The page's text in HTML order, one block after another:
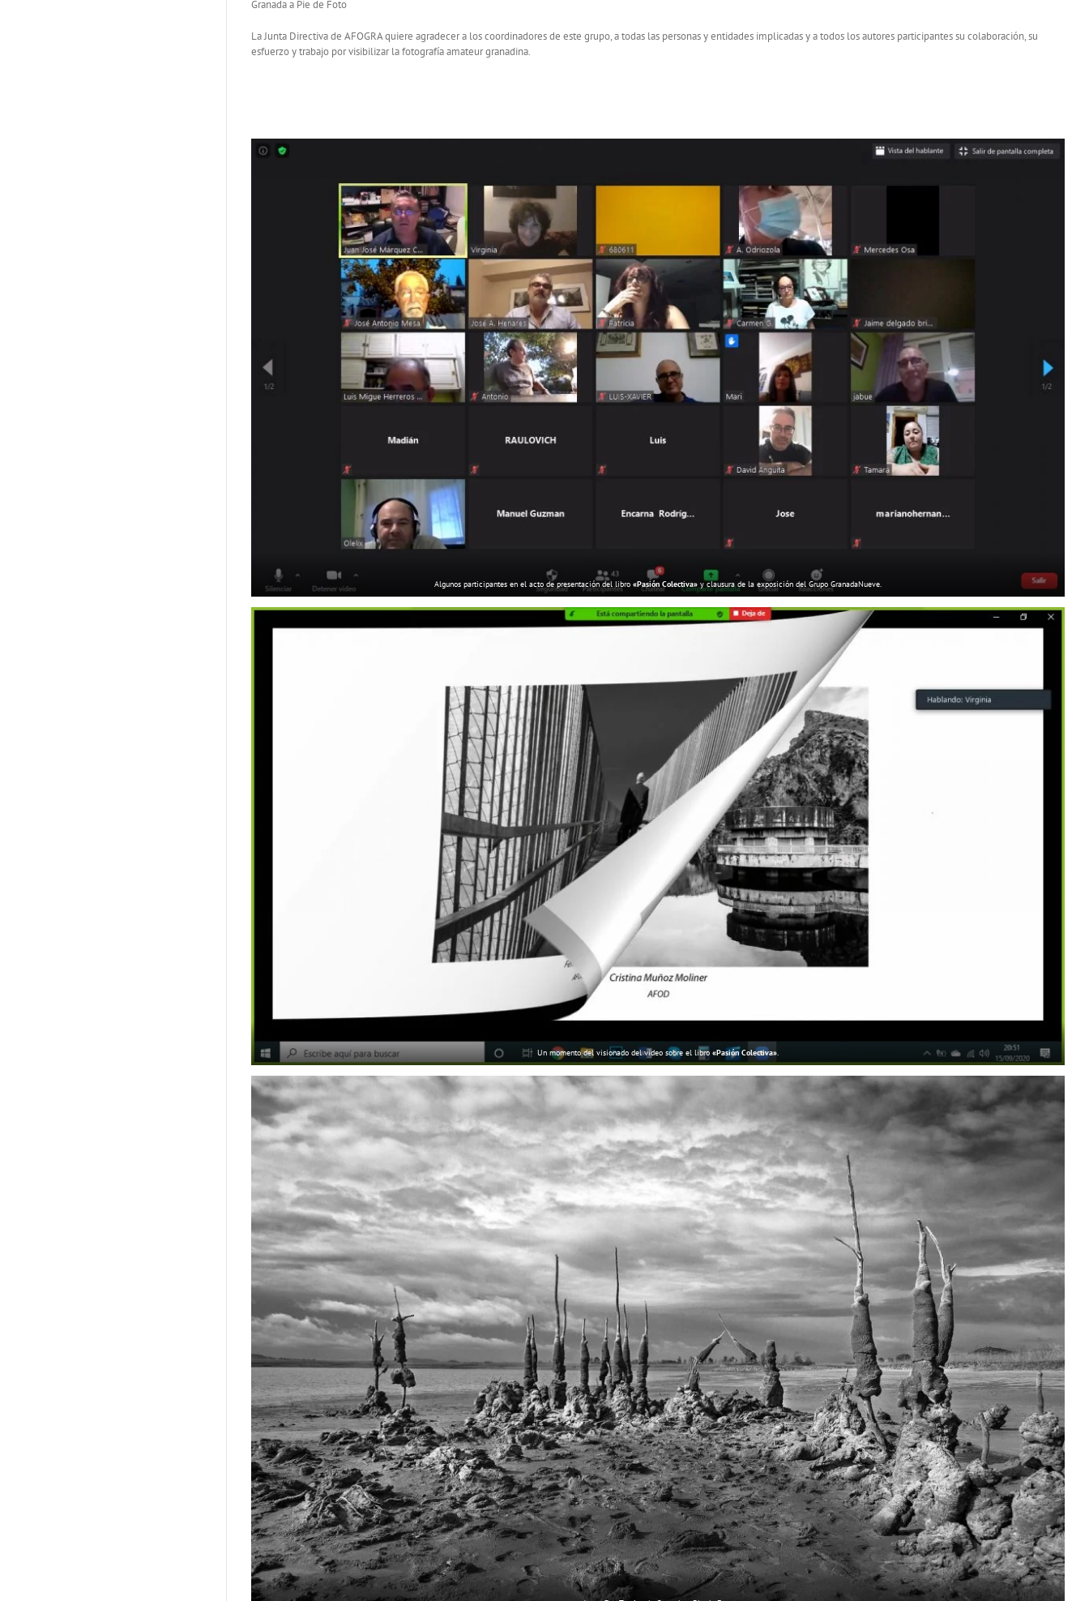
Granada a Pie de Foto
La Junta Directiva de AFOGRA quiere agradecer a los coordinadores de este grupo, a todas las personas y entidades implicadas y a todos los autores participantes su colaboración, su
esfuerzo y trabajo por visibilizar la fotografía amateur granadina.
Algunos participantes en el acto de presentación del libro «Pasión Colectiva» y clausura de la exposición del Grupo GranadaNueve.
Un momento del visionado del video sobre el libro «Pasión Colectiva».